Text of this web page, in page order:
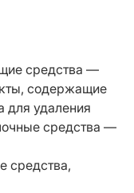
средства —
содержащие
для удаления
средства —
средства,